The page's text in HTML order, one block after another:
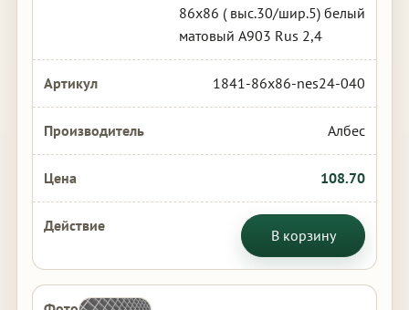
86х86 ( выс.30/шир.5) белый
матовый А903 Rus 2,4
1841-86x86-nes24-040
Албес
108.70
В корзину